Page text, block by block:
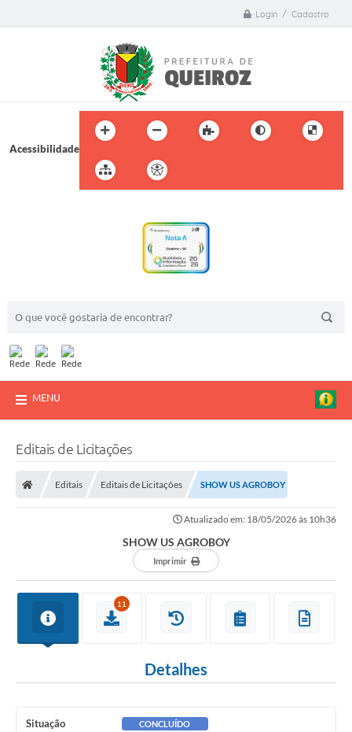
Login / Cadastro
Acessibilidade
MENU
Editais de Licitações
Editais Editais de Licitações SHOW US AGROBOY
Atualizado em: 18/05/2026 às 10h36
SHOW US AGROBOY
Imprimir
11
Detalhes
Situação CONCLUÍDO